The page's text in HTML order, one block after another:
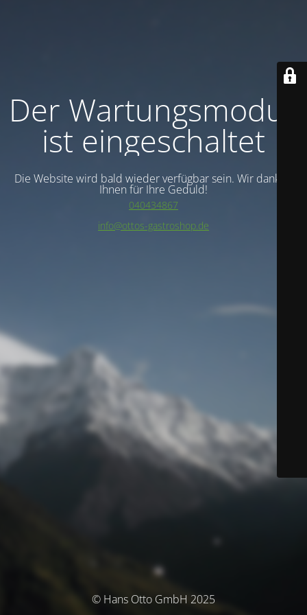
Der Wartungsmodus
ist eingeschaltet
Die Website wird bald wieder verfügbar sein. Wir danken
Ihnen für Ihre Geduld!
040434867
info@ottos-gastroshop.de
© Hans Otto GmbH 2025